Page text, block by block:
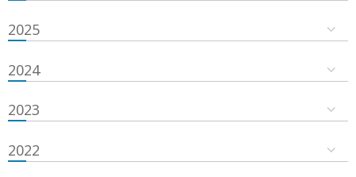
2025
2024
2023
2022